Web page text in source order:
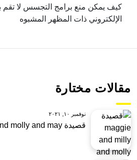
كيف يمكن منع برامج التجسس لا تقم
الإلكتروني ذات المظهر المشبوه
مقالات مختارة
نوفمبر ١٠, ٢٠٢١
قصيدة maggie and milly and molly and may